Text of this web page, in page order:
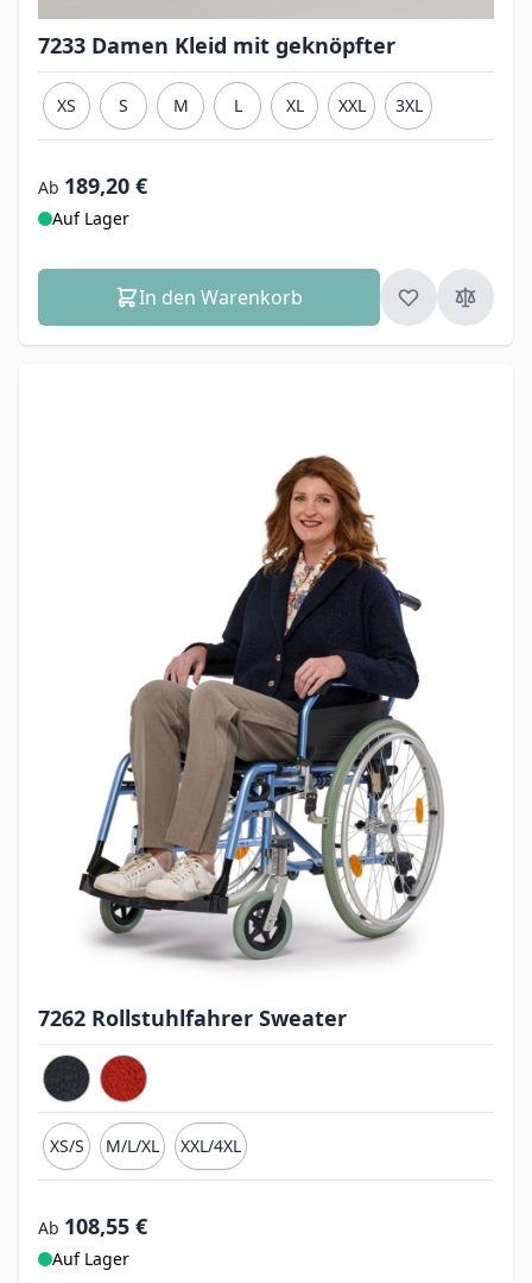
7233 Damen Kleid mit geknöpfter
XS S M L XL XXL 3XL
Ab 189,20 €
Auf Lager
In den Warenkorb
7262 Rollstuhlfahrer Sweater
XS/S M/L/XL XXL/4XL
Ab 108,55 €
Auf Lager